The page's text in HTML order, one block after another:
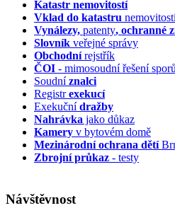
Katastr nemovitostí
Vklad do katastru
Vynálezy, patenty, ochranné
Slovník veřejné správy
Obchodnírejstřík
ČOI - mimosoudní řešení sporů
Soudníznalci
Registrexekucí
Exekučnídražby
Nahrávka jako důkaz
Kamery v bytovém domě
Mezinárodní ochrana dětí
Zbrojní průkaz - testy
Návštěvnost